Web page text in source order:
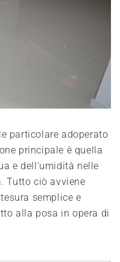
particolare adoperato
principale è quella
e dell’umidità nelle
Tutto ciò avviene
semplice e
alla posa in opera di